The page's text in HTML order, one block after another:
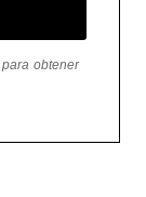
para obtener